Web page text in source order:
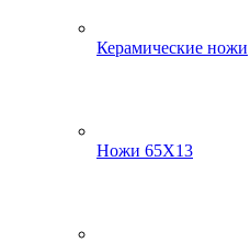
Керамические ножи
Ножи 65Х13